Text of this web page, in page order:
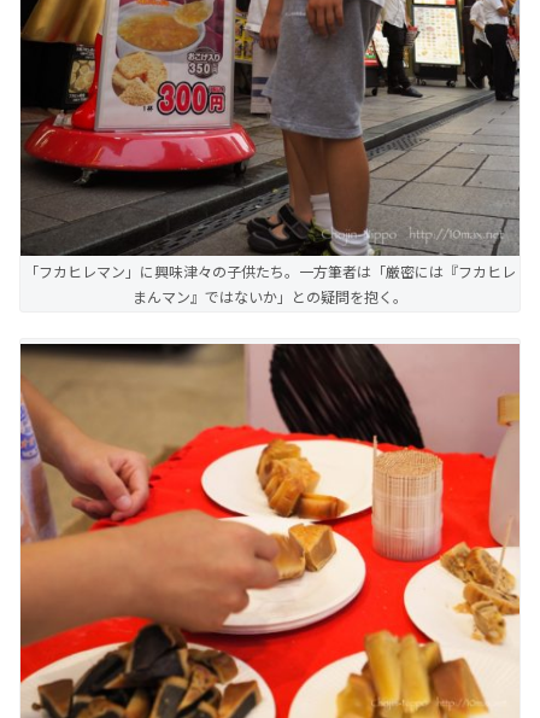
「フカヒレマン」に興味津々の子供たち。一方筆者は「厳密には『フカヒレ
まんマン』ではないか」との疑問を抱く。